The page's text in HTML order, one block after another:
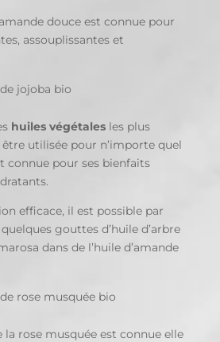
douce est connue pour
assouplissantes et
jojoba bio
huiles végétalesles plus
utilisée pour n’importe quel
connue pour ses bienfaits
efficace, il est possible par
gouttes d’huile d’arbre
dans de l’huile d’amande
rose musquée bio
la rose musquée est connue elle